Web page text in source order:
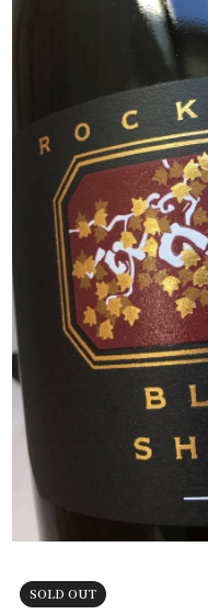
SOLD OUT